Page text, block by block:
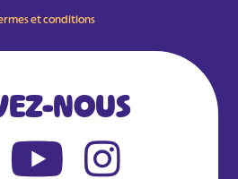
et conditions
NOUS